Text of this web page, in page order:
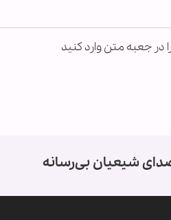
در جعبه متن وارد کنید
شیعیان بی‌رسانه